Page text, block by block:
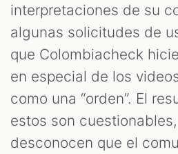
interpretaciones de su
algunas solicitudes de
que Colombiacheck
en especial de los
como una “orden”. El
estos son
desconocen que el